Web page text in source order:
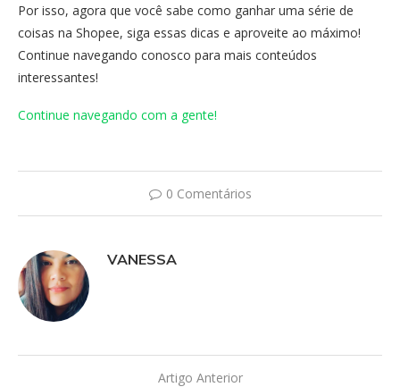
Por isso, agora que você sabe como ganhar uma série de
coisas na Shopee, siga essas dicas e aproveite ao máximo!
Continue navegando conosco para mais conteúdos
interessantes!
Continue navegando com a gente!
0 Comentários
VANESSA
Artigo Anterior